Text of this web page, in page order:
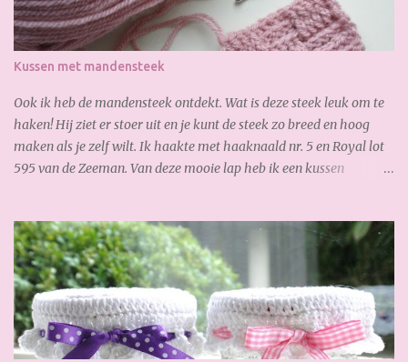
zacht en warm. Yesterday I finished my scarf. I like it very much!
So soft and warm. A lovely autumn scarf! Wil jij ook deze sjaal
maken? Je hebt nodig: 3,5 bol Special Stylecraft double knit 100 gr.
Kussen met mandensteek
Ook ik heb de mandensteek ontdekt. Wat is deze steek leuk om te
haken! Hij ziet er stoer uit en je kunt de steek zo breed en hoog
maken als je zelf wilt. Ik haakte met haaknaald nr. 5 en Royal lot
595 van de Zeeman. Van deze mooie lap heb ik een kussen
Geniet van het weekend!